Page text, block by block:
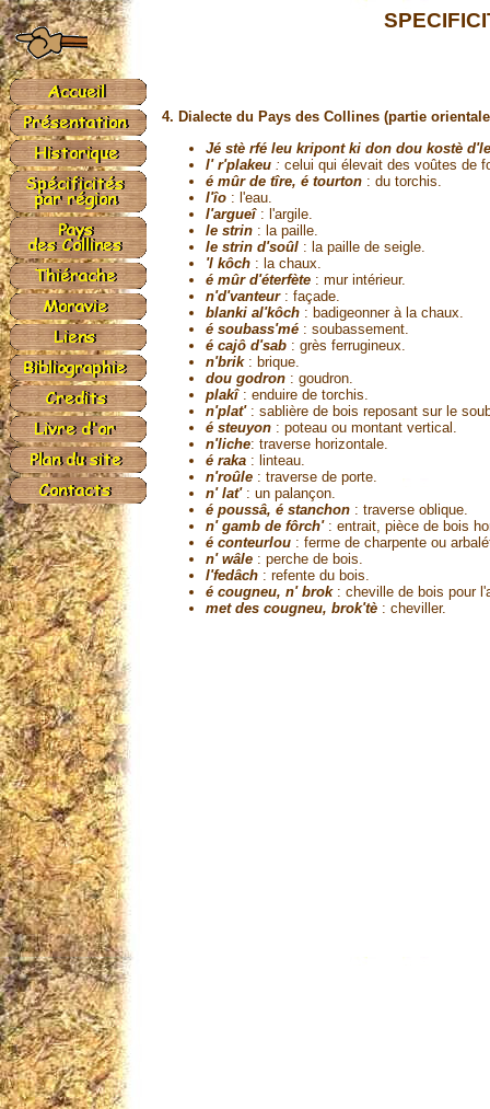
4. Dialecte du Pays des Collines (partie
Jé stè rfé leu kripont ki don dou kostè
l' r'plakeu : celui qui élevait des voûtes de
é mûr de tîre, é tourton : du torchis.
l'îo : l'eau.
l'argueî : l'argile.
le strin : la paille.
le strin d'soûl : la paille de seigle.
'l kôch : la chaux.
é mûr d'éterfète : mur intérieur.
n'd'vanteur: façade.
blanki al'kôch : badigeonner à la chaux.
é soubass'mé : soubassement.
é cajô d'sab : grès ferrugineux.
n'brik: brique.
dou godron : goudron.
plakî: enduire de torchis.
n'plat': sablière de bois reposant sur le
é steuyon : poteau ou montant vertical.
n'liche: traverse horizontale.
é raka : linteau.
n'roûle : traverse de porte.
n' lat': un palançon.
é poussâ, é stanchon : traverse oblique.
n' gamb de fôrch': entrait, pièce de bois
é conteurlou : ferme de charpente ou
n' wâle : perche de bois.
l'fedâch : refente du bois.
é cougneu, n' brok: cheville de bois pour
met des cougneu, brok'tè : cheviller.